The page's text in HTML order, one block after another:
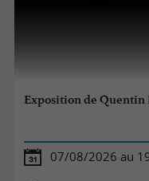
Exposition de
07/08/2026 au